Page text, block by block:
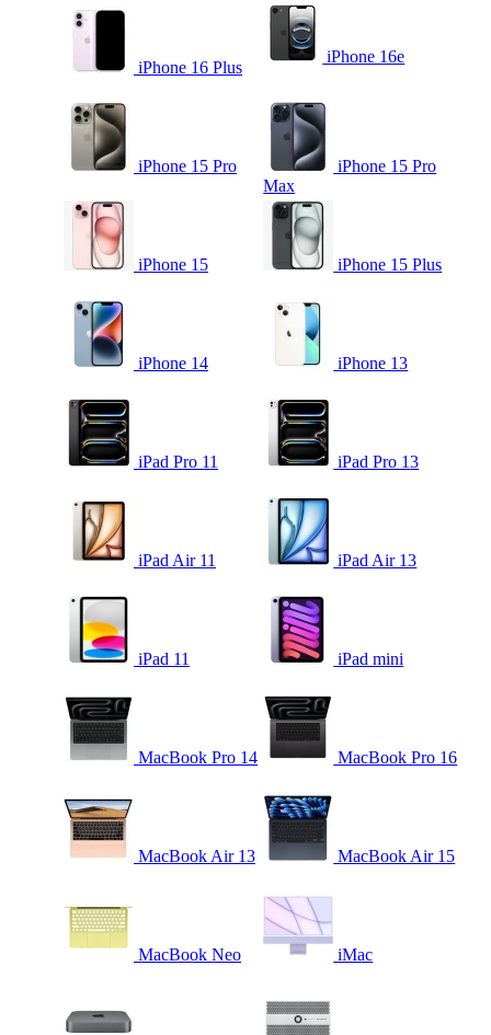
iPhone 16 Plus
iPhone 16e
iPhone 15 Pro
iPhone 15 Pro
Max
iPhone 15 iPhone 15 Plus
iPhone 14 iPhone 13
iPad Pro 11 iPad Pro 13
iPad Air 11 iPad Air 13
iPad 11 iPad mini
MacBook Pro 14 MacBook Pro 16
MacBook Air 13 MacBook Air 15
MacBook Neo iMac